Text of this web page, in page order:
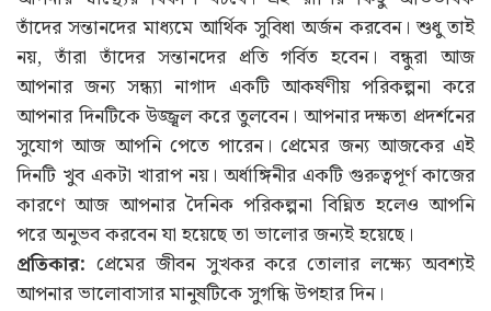
তাঁদের সন্তানদের মাধ্যমে আর্থিক সুবিধা অর্জন করবেন। শুধু তাই
নয়, তাঁরা তাঁদের সন্তানদের প্রতি গর্বিত হবেন। বন্ধুরা আজ
আপনার জন্য সন্ধ্যা নাগাদ একটি আকর্ষণীয় পরিকল্পনা করে
আপনার দিনটিকে উজ্জ্বল করে তুলবেন। আপনার দক্ষতা প্রদর্শনের
সুযোগ আজ আপনি পেতে পারেন। প্রেমের জন্য আজকের এই
দিনটি খুব একটা খারাপ নয়। অর্ধাঙ্গিনীর একটি গুরুত্বপূর্ণ কাজের
কারণে আজ আপনার দৈনিক পরিকল্পনা বিঘ্নিত হলেও আপনি
পরে অনুভব করবেন যা হয়েছে তা ভালোর জন্যই হয়েছে।
প্রতিকার: প্রেমের জীবন সুখকর করে তোলার লক্ষ্যে অবশ্যই
আপনার ভালোবাসার মানুষটিকে সুগন্ধি উপহার দিন।